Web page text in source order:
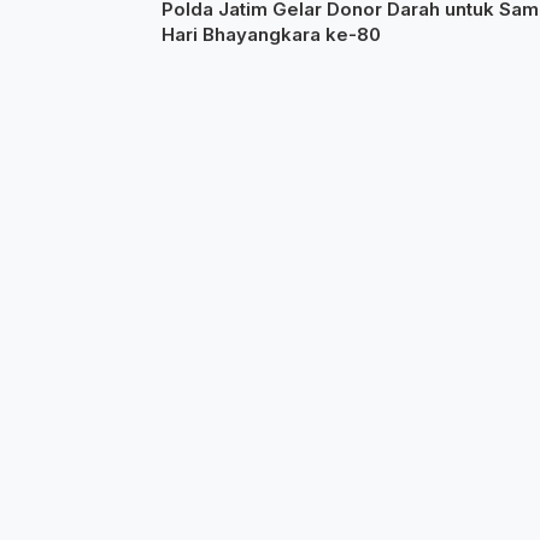
Polda Jatim Gelar Donor Darah untuk
Hari Bhayangkara ke-80